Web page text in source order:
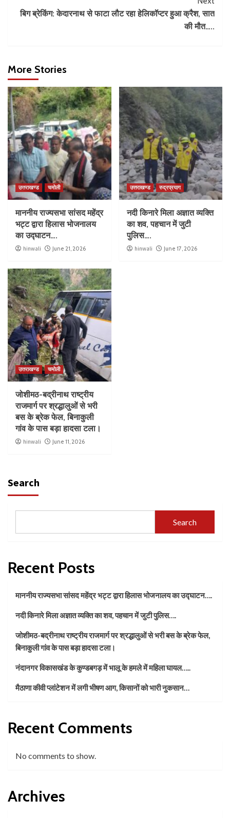
बिग ब्रेकिंग: केदारनाथ से फाटा लौट रहा हेलिकॉप्टर हुआ क्रैश, सात
की मौत…..
More Stories
उत्तराखण्ड चमोली
माननीय राज्यसभा सांसद महेंद्र
भट्ट द्वारा हिलास भोजनालय
का उद्घाटन….
hinwali June 21, 2026
उत्तराखण्ड रुद्रप्रयाग
नदी किनारे मिला अज्ञात व्यक्ति
का शव, पहचान में जुटी
पुलिस….
hinwali June 17, 2026
उत्तराखण्ड चमोली
जोशीमठ-बद्रीनाथ राष्ट्रीय
राजमार्ग पर श्रद्धालुओं से भरी
बस के ब्रेक फेल, बिनाकुली
गांव के पास बड़ा हादसा टला।
hinwali June 11, 2026
Search
Search
Recent Posts
माननीय राज्यसभा सांसद महेंद्र भट्ट द्वारा हिलास भोजनालय का उद्घाटन….
नदी किनारे मिला अज्ञात व्यक्ति का शव, पहचान में जुटी पुलिस….
जोशीमठ-बद्रीनाथ राष्ट्रीय राजमार्ग पर श्रद्धालुओं से भरी बस के ब्रेक फेल,
बिनाकुली गांव के पास बड़ा हादसा टला।
नंदानगर विकासखंड के कुण्डबगड़ में भालू के हमले में महिला घायल…..
मैठाणा कीवी प्लांटेशन में लगी भीषण आग, किसानों को भारी नुकसान…
Recent Comments
No comments to show.
Archives